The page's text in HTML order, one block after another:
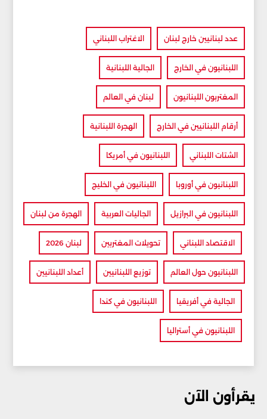
عدد لبنانيين خارج لبنان الاغتراب اللبناني
اللبنانيون في الخارج الجالية اللبنانية
المغتربون اللبنانيون لبنان في العالم
أرقام اللبنانيين في الخارج الهجرة اللبنانية
الشتات اللبناني اللبنانيون في أمريكا
اللبنانيون في أوروبا اللبنانيون في الخليج
اللبنانيون في البرازيل الجاليات العربية الهجرة من لبنان
الاقتصاد اللبناني تحويلات المغتربين لبنان 2026
اللبنانيون حول العالم توزيع اللبنانيين أعداد اللبنانيين
الجالية في أفريقيا اللبنانيون في كندا
اللبنانيون في أستراليا
يقرأون الآن